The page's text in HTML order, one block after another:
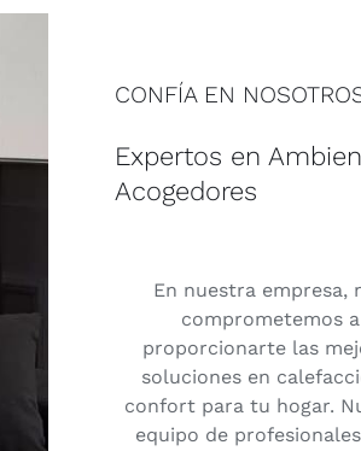
CONFÍA EN
Expertos en
Acogedores
En nuestra empresa,
comprometemos a
proporcionarte las
soluciones en
confort para tu hogar.
equipo de